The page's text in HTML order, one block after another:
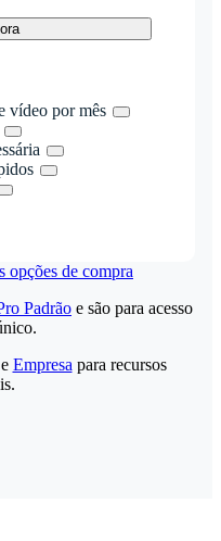
vídeo por mês
opções de compra
Padrão e são para acesso
Empresa para recursos